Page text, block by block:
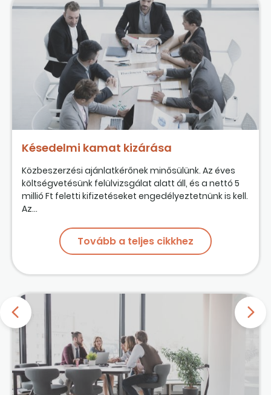
Késedelmi kamat kizárása
Közbeszerzési ajánlatkérőnek minősülünk. Az éves
költségvetésünk felülvizsgálat alatt áll, és a nettó 5
millió Ft feletti kifizetéseket engedélyeztetnünk is kell.
Az...
Tovább a teljes cikkhez